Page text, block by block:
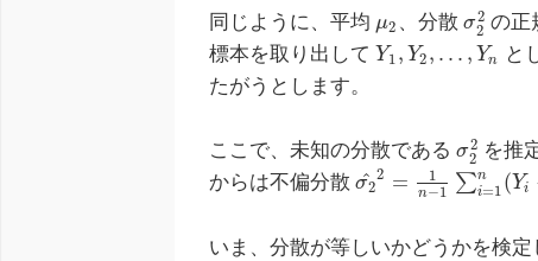
同じように、平均 μ2 、分散σ2
2 の正
標本を取り出して Y1 , Y2 , . . . , Yn と
たがうとします。
ここで、未知の分散であるσ2
2 を推
からは不偏分散σ2
^ 2 = 1
n−1 ∑n
i=1 (Yi
いま、分散が等しいかどうかを検